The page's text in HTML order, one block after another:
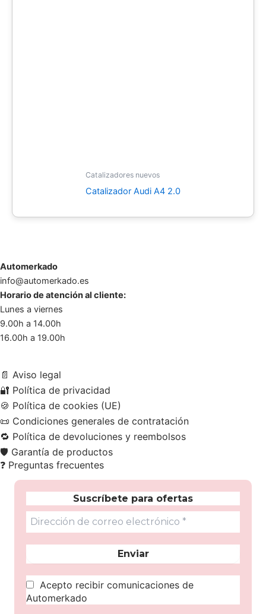
Catalizadores nuevos
Catalizador Audi A4 2.0
Automerkado
info@automerkado.es
Horario de atención al cliente:
Lunes a viernes
9.00h a 14.00h
16.00h a 19.00h
📄 Aviso legal
🔐 Política de privacidad
🍪 Política de cookies (UE)
📜 Condiciones generales de contratación
🔁 Política de devoluciones y reembolsos
🛡️ Garantía de productos
❓ Preguntas frecuentes
Suscríbete para ofertas
Acepto recibir comunicaciones de
Automerkado